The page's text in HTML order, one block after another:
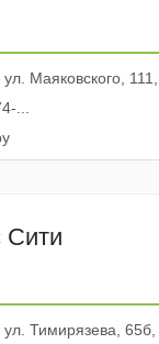
Маяковского,
...
Сити
Тимирязева,